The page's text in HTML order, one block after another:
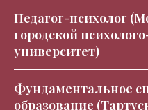
Педагог-психолог
городской
университет)
Фундаментальное
образование